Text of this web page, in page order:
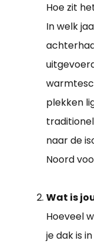
Hoe zit
In welk
plekken
naar de
Noord
Wat is
Hoeveel
je dak is